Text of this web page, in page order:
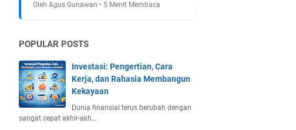
Oleh Agus Gunawan • 5 Menit Membaca
POPULAR POSTS
Investasi: Pengertian, Cara
Kerja, dan Rahasia Membangun
Kekayaan
Dunia finansial terus berubah dengan
sangat cepat akhir-akh…